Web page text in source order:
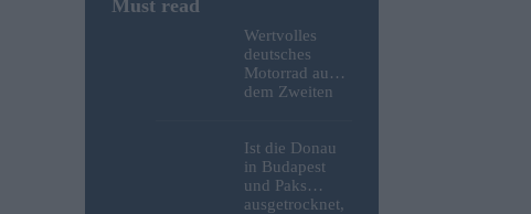
Wertvolles
deutsches
Motorrad aus
dem Zweiten
Überreste und
Sprengstoff aus
der Donau in
Budapest
Ist die Donau
in Budapest
und Paks
ausgetrocknet,